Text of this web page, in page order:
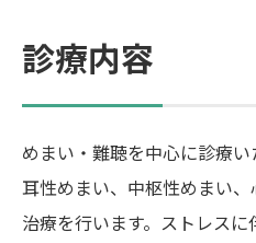
診療内容
めまい・難聴を中心に診療い
耳性めまい、中枢性めまい
治療を行います。ストレス